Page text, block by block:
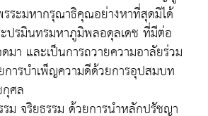
ระมหากรุณาธิคุณอย่างหาที่สุดมิได้
ปรมินทรมหาภูมิพลอดุลเดช ที่มีต่อ
า และเป็นการถวายความอาลัยร่วม
ารบำเพ็ญความดีด้วยการอุปสมบท
ศล
จริยธรรม ด้วยการนำหลักปรัชญา